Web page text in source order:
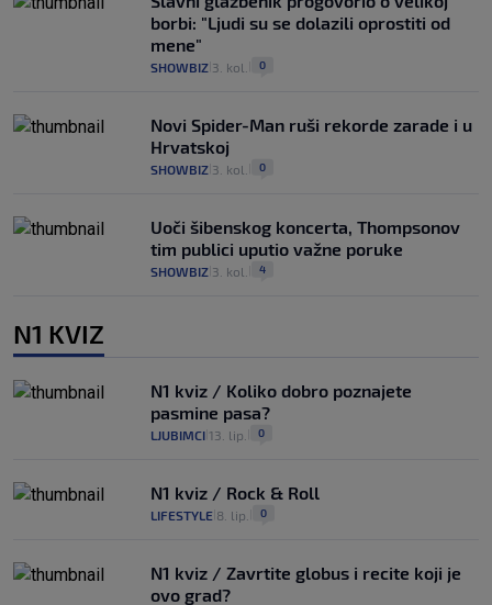
borbi: "Ljudi su se dolazili oprostiti od
mene"
SHOWBIZ 3. kol. 0
Novi Spider-Man ruši rekorde zarade i u
Hrvatskoj
SHOWBIZ 3. kol. 0
Uoči šibenskog koncerta, Thompsonov
tim publici uputio važne poruke
SHOWBIZ 3. kol. 4
N1 KVIZ
N1 kviz / Koliko dobro poznajete
pasmine pasa?
LJUBIMCI 13. lip. 0
N1 kviz / Rock & Roll
LIFESTYLE 8. lip. 0
N1 kviz / Zavrtite globus i recite koji je
ovo grad?